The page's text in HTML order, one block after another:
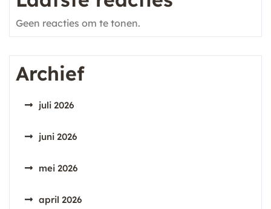
Geen reacties om te tonen.
Archief
juli 2026
juni 2026
mei 2026
april 2026